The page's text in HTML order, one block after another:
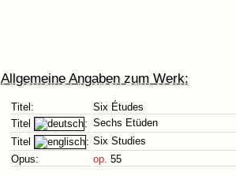
Allgemeine Angaben zum Werk:
Titel:
Six Études
Titel
: Sechs Etüden
Titel
: Six Studies
Opus:
op. 55